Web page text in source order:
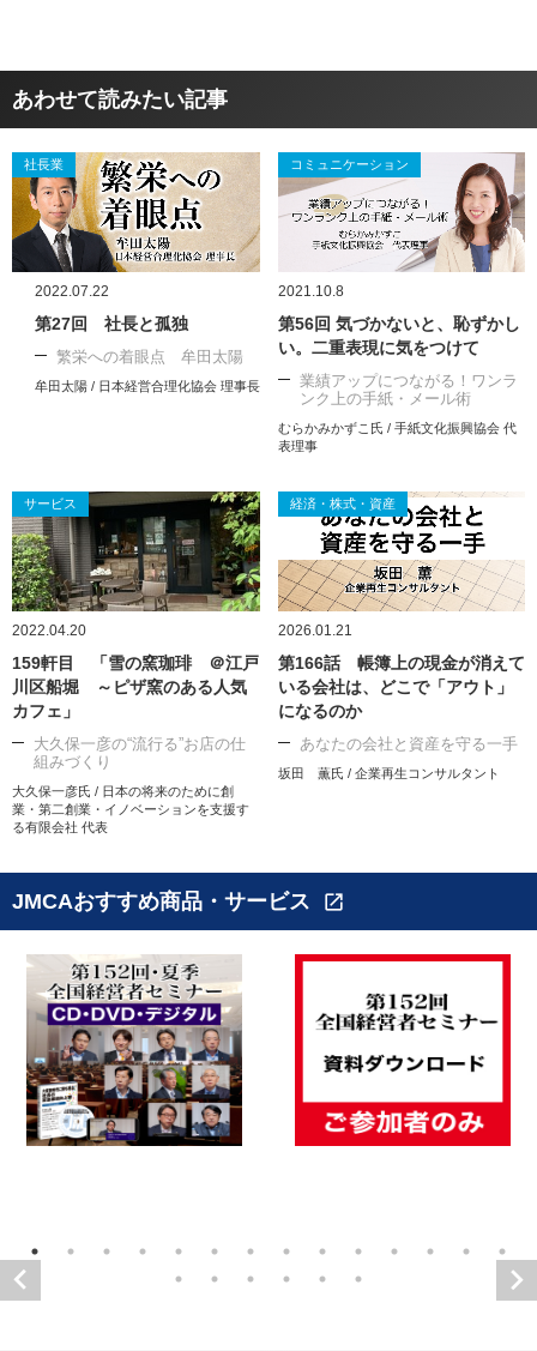
あわせて読みたい記事
社長業
2022.07.22
第27回 社長と孤独
繁栄への着眼点 牟田太陽
牟田太陽 / 日本経営合理化協会 理事長
コミュニケーション
2021.10.8
第56回 気づかないと、恥ずかし
い。二重表現に気をつけて
業績アップにつながる！ワンラ
ンク上の手紙・メール術
むらかみかずこ氏 / 手紙文化振興協会 代
表理事
サービス
2022.04.20
159軒目 「雪の窯珈琲 ＠江戸
川区船堀 ～ピザ窯のある人気
カフェ」
大久保一彦の“流行る”お店の仕
組みづくり
大久保一彦氏 / 日本の将来のために創
業・第二創業・イノベーションを支援す
る有限会社 代表
経済・株式・資産
2026.01.21
第166話 帳簿上の現金が消えて
いる会社は、どこで「アウト」
になるのか
あなたの会社と資産を守る一手
坂田 薫氏 / 企業再生コンサルタント
JMCAおすすめ商品・サービス open_in_new